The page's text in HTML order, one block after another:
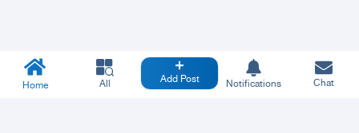
Home All Add Post Notifications Chat